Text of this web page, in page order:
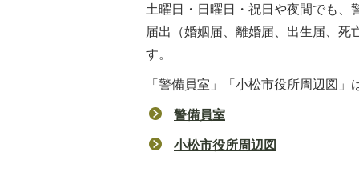
土曜日・日曜日・祝日や夜間でも、
届出（婚姻届、離婚届、出生届、
す。
「警備員室」「小松市役所周辺図
警備員室
小松市役所周辺図